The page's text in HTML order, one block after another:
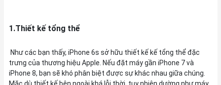
1.Thiết kế tổng thể
Như các bạn thấy, iPhone 6s sở hữu thiết kế kế tổng thể đặc
trưng của thương hiệu Apple. Nếu đặt máy gần iPhone 7 và
iPhone 8, bạn sẽ khó phân biệt được sự khác nhau giữa chúng.